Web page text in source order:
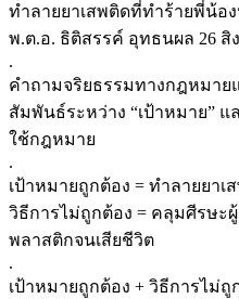
ทำลายยาเสพติดที่ทำร้ายพี่น้อ
พ.ต.อ. ธิติสรรค์ อุทธนผล 26 สิ
.
คำถามจริยธรรมทางกฎหมาย
สัมพันธ์ระหว่าง “เป้าหมาย”
ใช้กฎหมาย
.
เป้าหมายถูกต้อง = ทำลายยา
วิธีการไม่ถูกต้อง = คลุมศีรษะ
พลาสติกจนเสียชีวิต
.
เป้าหมายถูกต้อง + วิธีการไม่ถู